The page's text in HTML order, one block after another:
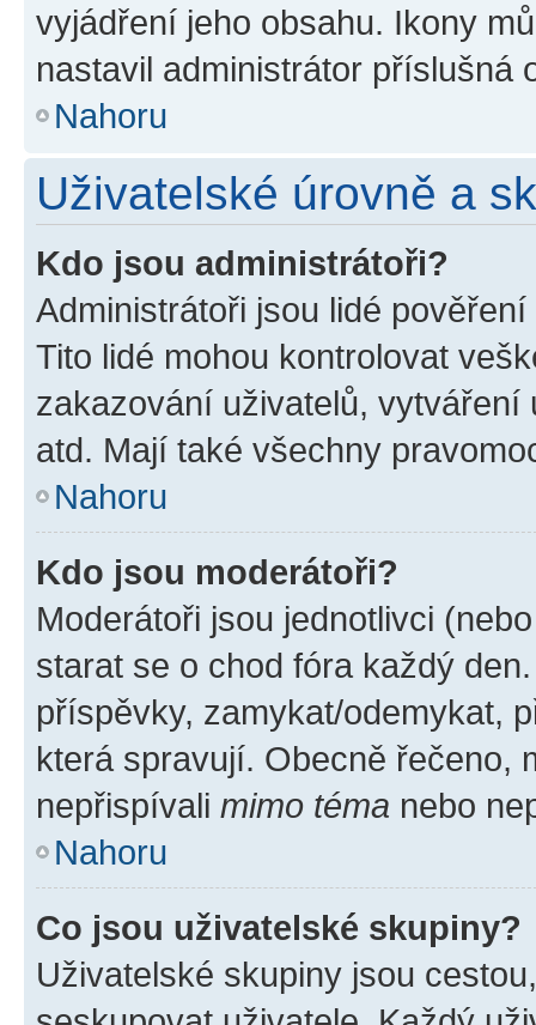
vyjádření jeho obsahu. Ikony
nastavil administrátor příslušná
Nahoru
Uživatelské úrovně a
Kdo jsou administrátoři?
Administrátoři jsou lidé
Tito lidé mohou kontrolovat
zakazování uživatelů,
atd. Mají také všechny
Nahoru
Kdo jsou moderátoři?
Moderátoři jsou jednotlivci
starat se o chod fóra každý
příspěvky, zamykat/odemykat,
která spravují. Obecně řečeno,
nepřispívali mimo téma nebo
Nahoru
Co jsou uživatelské skupiny?
Uživatelské skupiny jsou